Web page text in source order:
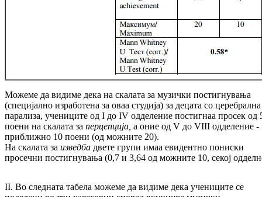
Можеме да видиме дека на скалата за му­зич­ки постигнувања
(специјално изра­ботена за оваа студија) за децата со церебрална
па­ра­ли­за, учениците од I до IV одделение пос­тиг­наа просек од
поени на скалата за перцепција, а оние од V до VIII одделение -
при­­б­­лижно 10 поени (од можните 20).
На скалата за изведба двете групи имаа еви­дент­но пониски
просечни постигнувања (0,7 и 3,64 од можните 10, секој
II. Во следната табела можеме да видиме де­ка учениците се